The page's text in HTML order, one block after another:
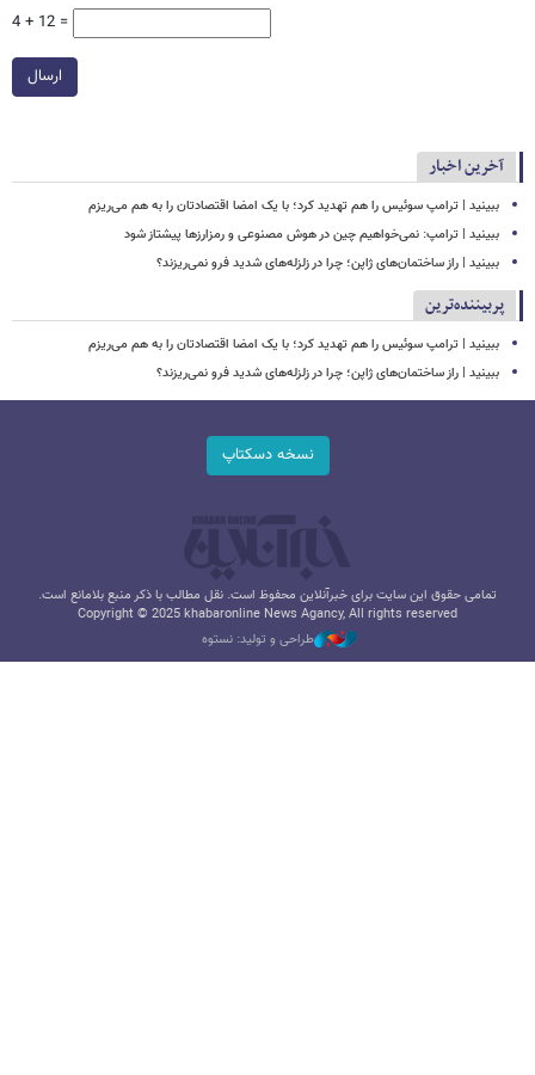
4 + 12 =
ارسال
آخرین اخبار
ببینید | ترامپ سوئیس را هم تهدید کرد؛ با یک امضا اقتصادتان را به هم می‌ریزم
ببینید | ترامپ: نمی‌خواهیم چین در هوش مصنوعی و رمزارزها پیشتاز شود
ببینید | راز ساختمان‌های ژاپن؛ چرا در زلزله‌های شدید فرو نمی‌ریزند؟
پربیننده‌ترین
ببینید | ترامپ سوئیس را هم تهدید کرد؛ با یک امضا اقتصادتان را به هم می‌ریزم
ببینید | راز ساختمان‌های ژاپن؛ چرا در زلزله‌های شدید فرو نمی‌ریزند؟
نسخه دسکتاپ
تمامی حقوق این سایت برای خبرآنلاین محفوظ است. نقل مطالب با ذکر منبع بلامانع است.
Copyright © 2025 khabaronline News Agancy, All rights reserved
طراحی و تولید: نستوه